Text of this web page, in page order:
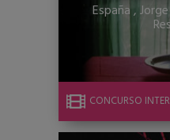
España,